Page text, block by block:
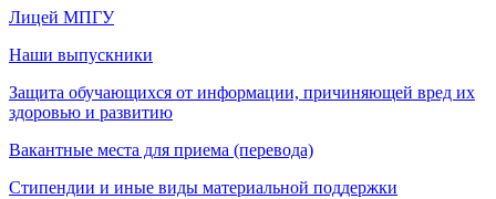
Лицей МПГУ
Наши выпускники
Защита обучающихся от информации, причиняющей вред их
здоровью и развитию
Вакантные места для приема (перевода)
Стипендии и иные виды материальной поддержки